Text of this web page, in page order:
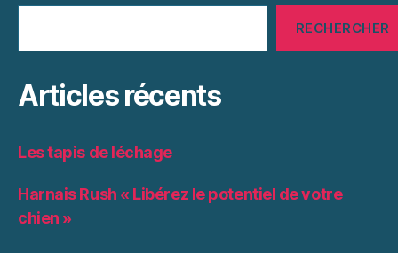
RECHERCHER
Articles récents
Les tapis de léchage
Harnais Rush « Libérez le potentiel de votre
chien »